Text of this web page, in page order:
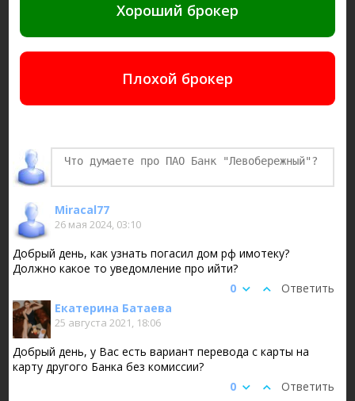
Хороший брокер
Плохой брокер
Miracal77
26 мая 2024, 03:10
Добрый день, как узнать погасил дом рф имотеку?
Должно какое то уведомление про ийти?
Ответить
0
Екатерина Батаева
25 августа 2021, 18:06
Добрый день, у Вас есть вариант перевода с карты на
карту другого Банка без комиссии?
Ответить
0